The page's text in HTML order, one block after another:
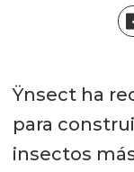
Ÿnsect ha
para
insectos